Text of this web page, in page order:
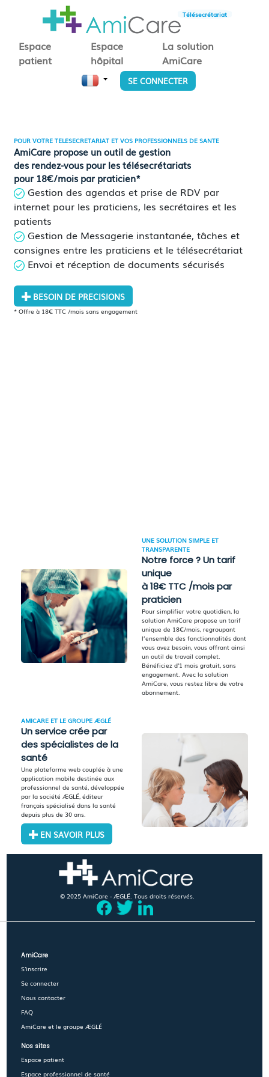
Télésecrétariat
Espace
patient
Espace
hôpital
La solution
AmiCare
SE CONNECTER
POUR VOTRE TELESECRETARIAT ET VOS PROFESSIONNELS DE SANTE
AmiCare propose un outil de gestion
des rendez-vous pour les télésecrétariats
pour 18€/mois par praticien*
Gestion des agendas et prise de RDV par
internet pour les praticiens, les secrétaires et les
patients
Gestion de Messagerie instantanée, tâches et
consignes entre les praticiens et le télésecrétariat
Envoi et réception de documents sécurisés
BESOIN DE PRECISIONS
* Offre à 18€ TTC /mois sans engagement
UNE SOLUTION SIMPLE ET
TRANSPARENTE
Notre force ? Un tarif
unique
à 18€ TTC /mois par
praticien
Pour simplifier votre quotidien, la
solution AmiCare propose un tarif
unique de 18€/mois, regroupant
l’ensemble des fonctionnalités dont
vous avez besoin, vous offrant ainsi
un outil de travail complet.
Bénéficiez d'1 mois gratuit, sans
engagement. Avec la solution
AmiCare, vous restez libre de votre
abonnement.
AMICARE ET LE GROUPE ÆGLÉ
Un service crée par
des spécialistes de la
santé
Une plateforme web couplée à une
application mobile destinée aux
professionnel de santé, développée
par la société ÆGLÉ, éditeur
français spécialisé dans la santé
depuis plus de 30 ans.
EN SAVOIR PLUS
© 2025 AmiCare - ÆGLÉ. Tous droits réservés.
AmiCare
S'inscrire
Se connecter
Nous contacter
FAQ
AmiCare et le groupe ÆGLÉ
Nos sites
Espace patient
Espace professionnel de santé